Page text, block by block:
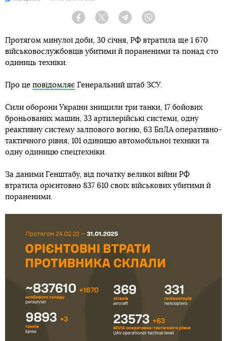
Facebook Twitter Telegram
Протягом минулої доби, 30 січня, РФ втратила ще 1 670
військовослужбовців убитими й пораненими та понад сто
одиниць техніки.
Про це повідомляє Генеральний штаб ЗСУ.
Сили оборони України знищили три танки, 17 бойових
броньованих машин, 33 артилерійські системи, одну
реактивну систему залпового вогню, 63 БпЛА оперативно-
тактичного рівня, 101 одиницю автомобільної техніки та
одну одиницю спецтехніки.
За даними Генштабу, від початку великої війни РФ
втратила орієнтовно 837 610 своїх військових убитими й
пораненими.